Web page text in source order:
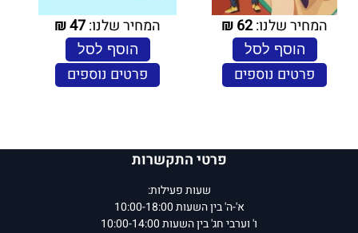
המחיר שלנו:62
₪
הוסף לסל
פרטים נוספים
המחיר שלנו:47
₪
הוסף לסל
פרטים נוספים
פרטי התקשרות
שעות פעילות:
א'-ה' בין השעות 10:00-18:00
ו' וערבי חג' בין השעות 10:00-14:00